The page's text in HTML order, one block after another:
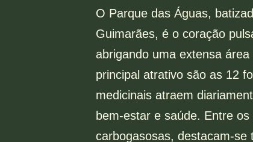
O Parque das Águas,
Guimarães, é o coração
abrigando uma extensa
principal atrativo são as 12
medicinais atraem
bem-estar e saúde. Entre
carbogasosas, destacam-